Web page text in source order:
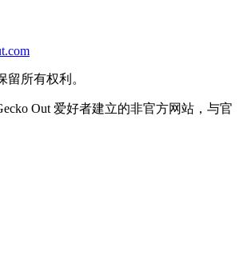
留所有权利。
Out 爱好者建立的非官方网站，与官